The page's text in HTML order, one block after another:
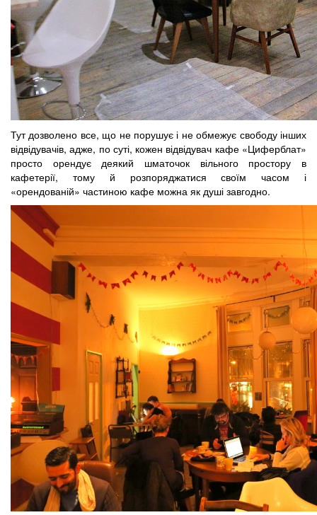
Тут дозволено все, що не порушує і не обмежує свободу інших
відвідувачів, адже, по суті, кожен відвідувач кафе «Циферблат»
просто орендує деякий шматочок вільного простору в
кафетерії, тому й розпоряджатися своїм часом і
«орендованій» частиною кафе можна як душі завгодно.